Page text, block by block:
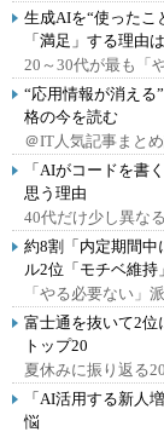
生成AIを“使った
「満足」する理由
20～30代が最も「
“応用情報が消え
格の今を読む
＠IT人気記事まと
「AIがコードを書
思う理由
40代だけ少し異なる
約8割「内定期間
ル2位「モチベ維持
「やる必要ない」
富士通を抜いて2
トップ20
夏休みに振り返る
「AI活用する新人
悩